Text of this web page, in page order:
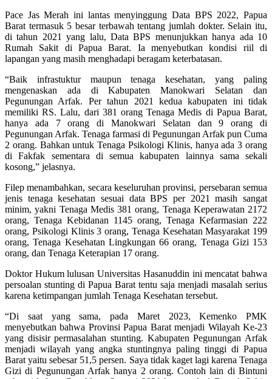
Pace Jas Merah ini lantas menyinggung Data BPS 2022, Papua
Barat termasuk 5 besar terbawah tentang jumlah dokter. Selain itu,
di tahun 2021 yang lalu, Data BPS menunjukkan hanya ada 10
Rumah Sakit di Papua Barat. Ia menyebutkan kondisi riil di
lapangan yang masih menghadapi beragam keterbatasan.
“Baik infrastuktur maupun tenaga kesehatan, yang paling
mengenaskan ada di Kabupaten Manokwari Selatan dan
Pegunungan Arfak. Per tahun 2021 kedua kabupaten ini tidak
memiliki RS. Lalu, dari 381 orang Tenaga Medis di Papua Barat,
hanya ada 7 orang di Manokwari Selatan dan 9 orang di
Pegunungan Arfak. Tenaga farmasi di Pegunungan Arfak pun Cuma
2 orang. Bahkan untuk Tenaga Psikologi Klinis, hanya ada 3 orang
di Fakfak sementara di semua kabupaten lainnya sama sekali
kosong,” jelasnya.
Filep menambahkan, secara keseluruhan provinsi, persebaran semua
jenis tenaga kesehatan sesuai data BPS per 2021 masih sangat
minim, yakni Tenaga Medis 381 orang, Tenaga Keperawatan 2172
orang, Tenaga Kebidanan 1145 orang, Tenaga Kefarmasian 222
orang, Psikologi Klinis 3 orang, Tenaga Kesehatan Masyarakat 199
orang, Tenaga Kesehatan Lingkungan 66 orang, Tenaga Gizi 153
orang, dan Tenaga Keterapian 17 orang.
Doktor Hukum lulusan Universitas Hasanuddin ini mencatat bahwa
persoalan stunting di Papua Barat tentu saja menjadi masalah serius
karena ketimpangan jumlah Tenaga Kesehatan tersebut.
“Di saat yang sama, pada Maret 2023, Kemenko PMK
menyebutkan bahwa Provinsi Papua Barat menjadi Wilayah Ke-23
yang disisir permasalahan stunting. Kabupaten Pegunungan Arfak
menjadi wilayah yang angka stuntingnya paling tinggi di Papua
Barat yaitu sebesar 51,5 persen. Saya tidak kaget lagi karena Tenaga
Gizi di Pegunungan Arfak hanya 2 orang. Contoh lain di Bintuni